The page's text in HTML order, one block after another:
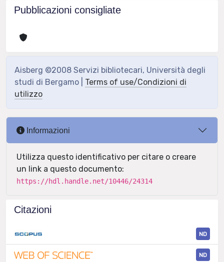
Pubblicazioni consigliate
Aisberg ©2008 Servizi bibliotecari, Università degli
studi di Bergamo | Terms of use/Condizioni di
utilizzo
Informazioni
Utilizza questo identificativo per citare o creare
un link a questo documento:
https://hdl.handle.net/10446/24314
Citazioni
ND
ND